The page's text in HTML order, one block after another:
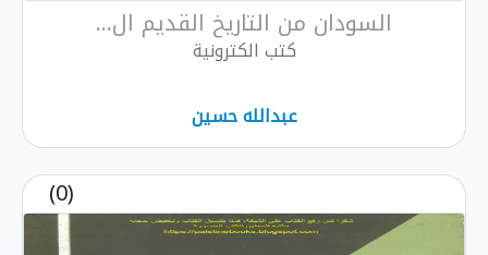
السودان من التاريخ القديم ال...
كتب الكترونية
عبدالله حسين